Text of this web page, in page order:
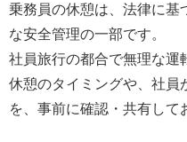
乗務員の休憩は、法律に基
な安全管理の一部です。
社員旅行の都合で無理な運
休憩のタイミングや、社員
を、事前に確認・共有して